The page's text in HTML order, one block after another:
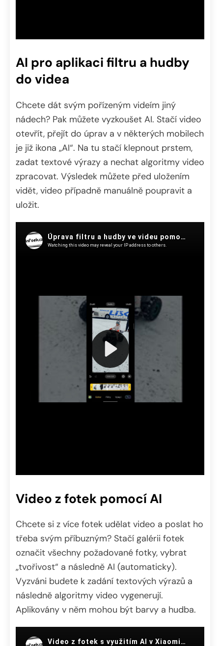
AI pro aplikaci filtru a hudby
do videa
Chcete dát svým pořízeným videím jiný
nádech? Pak můžete vyzkoušet AI. Stačí video
otevřít, přejít do úprav a v některých mobilech
je již ikona „AI“. Na tu stačí klepnout prstem,
zadat textové výrazy a nechat algoritmy video
zpracovat. Výsledek můžete před uložením
vidět, video případně manuálně poupravit a
uložit.
Video z fotek pomocí AI
Chcete si z více fotek udělat video a poslat ho
třeba svým příbuzným? Stačí galérii fotek
označit všechny požadované fotky, vybrat
„tvořivost“ a následně AI (automaticky).
Vyzváni budete k zadání textových výrazů a
následně algoritmy video vygenerují.
Aplikovány v něm mohou být barvy a hudba.